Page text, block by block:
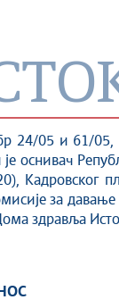
24/05 и 61/
оснивач
Кадровског
за
здравља